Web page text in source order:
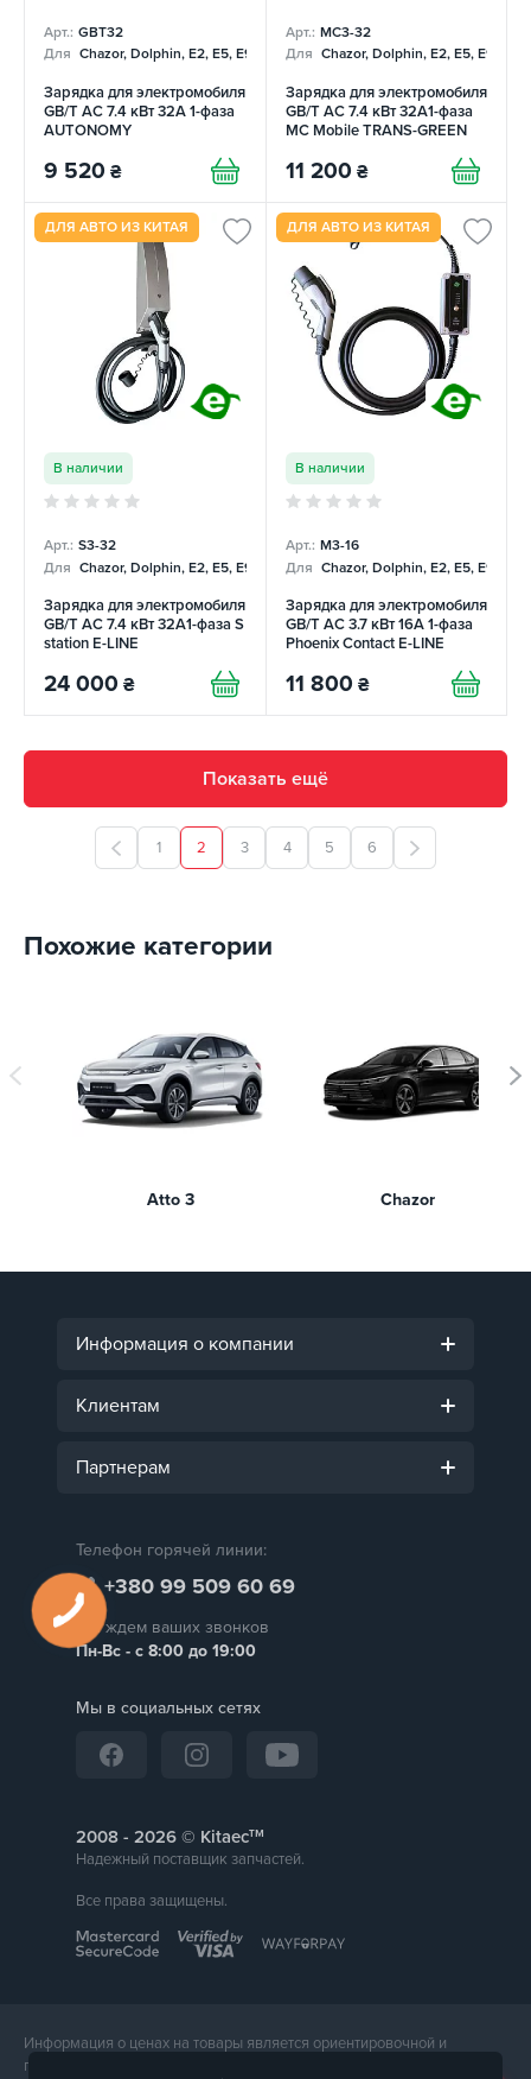
Арт.: GBT32
Для Chazor, Dolphin, E2, E5, E9, Mercedes
Зарядка для электромобиля
GB/T AC 7.4 кВт 32А 1-фаза
AUTONOMY
9 520 ₴
Арт.: MC3-32
Для Chazor, Dolphin, E2, E5, E9,
Зарядка для электромобиля
GB/T AC 7.4 кВт 32A1-фаза
MC Mobile TRANS-GREEN
11 200 ₴
ДЛЯ АВТО ИЗ КИТАЯ
В наличии
Арт.: S3-32
Для Chazor, Dolphin, E2, E5, E9, Mercedes
Зарядка для электромобиля
GB/T AC 7.4 кВт 32A1-фаза S
station E-LINE
24 000 ₴
ДЛЯ АВТО ИЗ КИТАЯ
В наличии
Арт.: М3-16
Для Chazor, Dolphin, E2, E5, E9,
Зарядка для электромобиля
GB/T AC 3.7 кВт 16А 1-фаза
Phoenix Contact E-LINE
11 800 ₴
Показать ещё
1 2 3 4 5 6
Похожие категории
Atto 3 Chazor
Информация о компании
Клиентам
Партнерам
Телефон горячей линии:
+380 99 509 60 69
Мы ждем ваших звонков
Пн-Вс - с 8:00 до 19:00
Мы в социальных сетях
2008 - © Kitaecтм
Надежный поставщик запчастей.
Все права защищены.
Информация о ценах на товары является ориентировочной и
предоставляется для справки. Точная стоимость товара будет